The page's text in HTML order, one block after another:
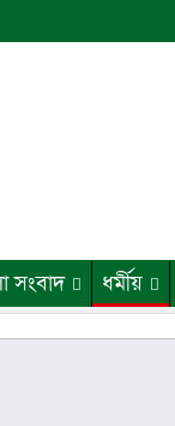
সংবাদ ধর্মীয়